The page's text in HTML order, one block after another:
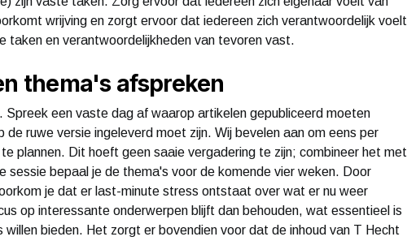
wrijving en zorgt ervoor dat iedereen zich verantwoordelijk voelt
taken en verantwoordelijkheden van tevoren vast.
thema's afspreken
Spreek een vaste dag af waarop artikelen gepubliceerd moeten
ruwe versie ingeleverd moet zijn. Wij bevelen aan om eens per
plannen. Dit hoeft geen saaie vergadering te zijn; combineer het met
sessie bepaal je de thema's voor de komende vier weken. Door
je dat er last-minute stress ontstaat over wat er nu weer
op interessante onderwerpen blijft dan behouden, wat essentieel is
bieden. Het zorgt er bovendien voor dat de inhoud van T Hecht